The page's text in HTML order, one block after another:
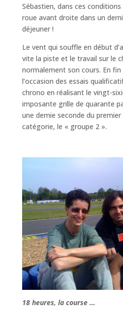
Sébastien, dans ces
roue avant droite dans un
déjeuner !
Le vent qui souffle en début
vite la piste et le travail sur le
normalement son cours. En fin
l’occasion des essais
chrono en réalisant le vingt-
imposante grille de quarante
une demie seconde du
catégorie, le « groupe 2 ».
18 heures, la course …